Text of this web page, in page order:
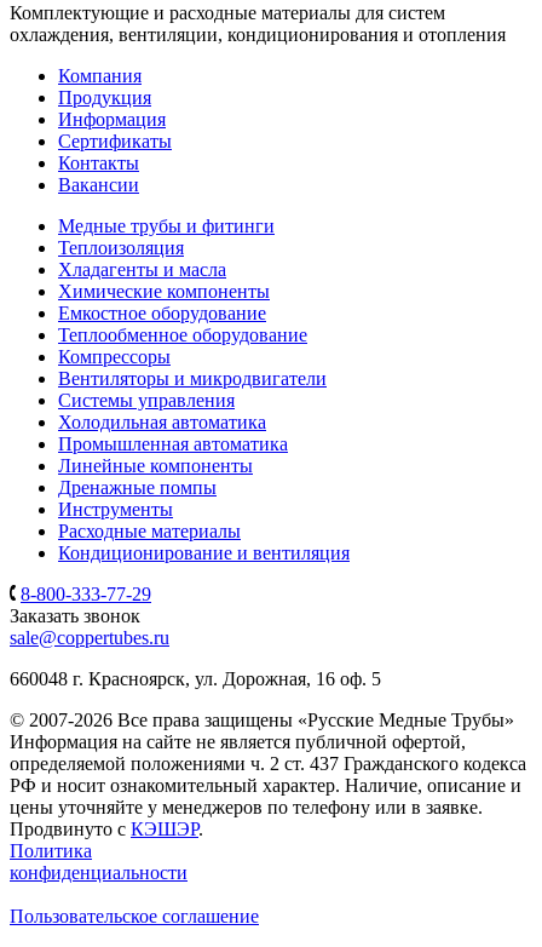
Комплектующие и расходные материалы для систем
охлаждения, вентиляции, кондиционирования и отопления
Компания
Продукция
Информация
Сертификаты
Контакты
Вакансии
Медные трубы и фитинги
Теплоизоляция
Хладагенты и масла
Химические компоненты
Емкостное оборудование
Теплообменное оборудование
Компрессоры
Вентиляторы и микродвигатели
Системы управления
Холодильная автоматика
Промышленная автоматика
Линейные компоненты
Дренажные помпы
Инструменты
Расходные материалы
Кондиционирование и вентиляция
8-800-333-77-29
Заказать звонок
sale@coppertubes.ru
660048 г. Красноярск, ул. Дорожная, 16 оф. 5
© 2007-2026 Все права защищены «Русские Медные Трубы»
Информация на сайте не является публичной офертой,
определяемой положениями ч. 2 ст. 437 Гражданского кодекса
РФ и носит ознакомительный характер. Наличие, описание и
цены уточняйте у менеджеров по телефону или в заявке.
Продвинуто с КЭШЭР.
Политика
конфиденциальности
Пользовательское соглашение